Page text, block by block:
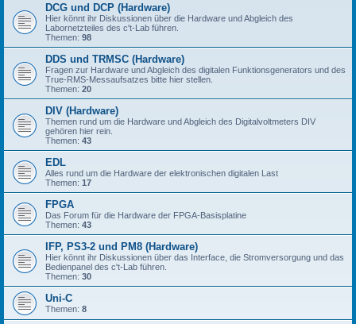
DCG und DCP (Hardware)
Hier könnt ihr Diskussionen über die Hardware und Abgleich des
Labornetzteiles des c't-Lab führen.
Themen: 98
DDS und TRMSC (Hardware)
Fragen zur Hardware und Abgleich des digitalen Funktionsgenerators und des
True-RMS-Messaufsatzes bitte hier stellen.
Themen: 20
DIV (Hardware)
Themen rund um die Hardware und Abgleich des Digitalvoltmeters DIV
gehören hier rein.
Themen: 43
EDL
Alles rund um die Hardware der elektronischen digitalen Last
Themen: 17
FPGA
Das Forum für die Hardware der FPGA-Basisplatine
Themen: 43
IFP, PS3-2 und PM8 (Hardware)
Hier könnt ihr Diskussionen über das Interface, die Stromversorgung und das
Bedienpanel des c't-Lab führen.
Themen: 30
Uni-C
Themen: 8